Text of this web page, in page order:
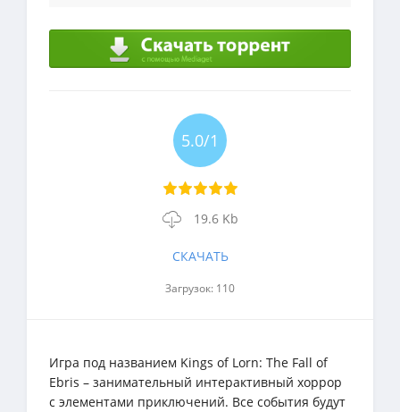
5.0/1
19.6 Kb
СКАЧАТЬ
Загрузок: 110
Игра под названием Kings of Lorn: The Fall of
Ebris – занимательный интерактивный хоррор
с элементами приключений. Все события будут